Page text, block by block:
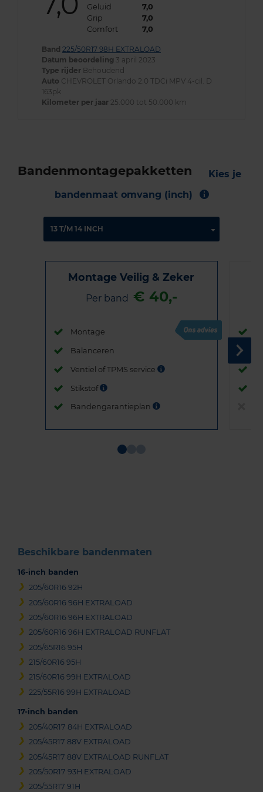
Geluid
7,0
Grip
7,0
Comfort
7,0
Band 225/50R17 98H EXTRALOAD
Datum beoordeling 3 april 2023
Type rijder Behoudend
Auto CHEVROLET Orlando 2.0 TDCi MPV 4-cil. D
163pk
Kilometer per jaar 25.000 tot 50.000 km
Bandenmontagepakketten
Kies je
bandenmaat omvang (inch)
Montage Veilig & Zeker
Per band € 40,-
Montage
Balanceren
Ventiel of TPMS service
Stikstof
Bandengarantieplan
Beschikbare bandenmaten
16-inch banden
205/60R16 92H
205/60R16 96H EXTRALOAD
205/60R16 96H EXTRALOAD
205/60R16 96H EXTRALOAD RUNFLAT
205/65R16 95H
215/60R16 95H
215/60R16 99H EXTRALOAD
225/55R16 99H EXTRALOAD
17-inch banden
205/40R17 84H EXTRALOAD
205/45R17 88V EXTRALOAD
205/45R17 88V EXTRALOAD RUNFLAT
205/50R17 93H EXTRALOAD
205/55R17 91H